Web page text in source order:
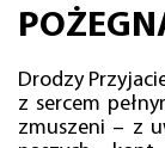
Drodzy
z sercem
zmuszeni – z